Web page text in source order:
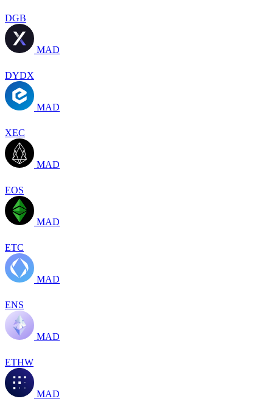
DGB
MAD
DYDX
MAD
XEC
MAD
EOS
MAD
ETC
MAD
ENS
MAD
ETHW
MAD